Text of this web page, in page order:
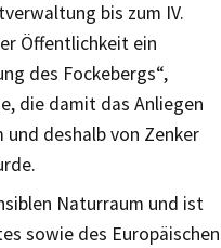
bis zum IV.
Öffentlichkeit ein
des Fockebergs“,
die damit das Anliegen
und deshalb von Zenker
Naturraum und ist
sowie des Europäischen